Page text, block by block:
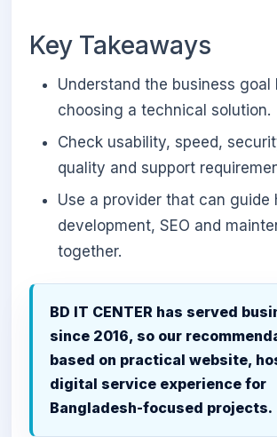
Key Takeaways
Understand the business goal
choosing a technical solution.
Check usability, speed,
quality and support
Use a provider that can guide
development, SEO and
together.
BD IT CENTER has served
since 2016, so our
based on practical website,
digital service experience for
Bangladesh-focused projects.